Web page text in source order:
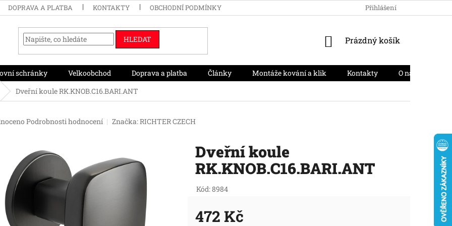
DOPRAVA A PLATBA KONTAKTY OBCHODNÍ PODMÍNKY PODMÍNKY OCHRANY OSOBNÍCH
Přihlášení
HLEDAT
NÁKUPNÍ
Prázdný košík
schránky Velkoobchod Doprava a platba Články Montáže kování a klik Kontakty O nás
Dveřní koule RK.KNOB.C16.BARI.ANT
Podrobnosti hodnocení Značka:RICHTER CZECH
Dveřní koule
RK.KNOB.C16.BARI.ANT
Kód:8984
472 Kč